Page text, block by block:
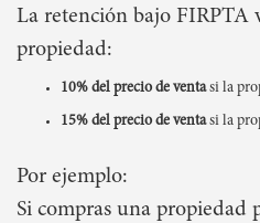
La retención bajo FIRPTA
propiedad:
10% del precio de ventasi la
15% del precio de ventasi la
Por ejemplo:
Si compras una propiedad